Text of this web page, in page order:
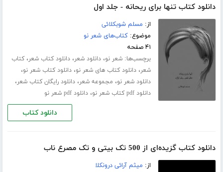
دانلود کتاب تنها برای ریحانه - جلد اول
از: مسلم شوبکلائی
موضوع:کتاب‌های شعر نو
۴۱ صفحه
برچسب‌ها:شعر نو،دانلود شعر،دانلود کتاب شعر،کتاب
شعر،دانلود کتاب های شعر نو،دانلود کتاب شعر نو،
دانلود شعر نو، مجموعه شعر،دانلود رایگان کتاب شعر،
دانلود pdf کتاب شعر نو ،دانلود pdf شعر نو
دانلود کتاب
دانلود کتاب گزیده‌ای از 500 تک بیتی و تک مصرع ناب
از: میثم آرائی درونکلا